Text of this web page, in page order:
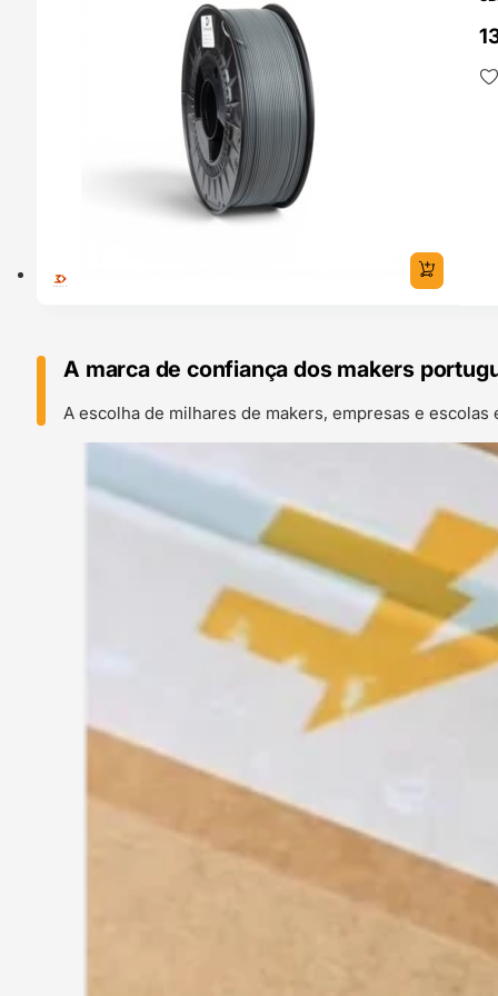
A marca de confiança dos makers
A escolha de milhares de makers, empresas e escolas